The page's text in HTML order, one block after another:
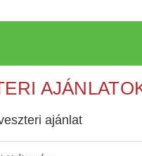
ajánlat